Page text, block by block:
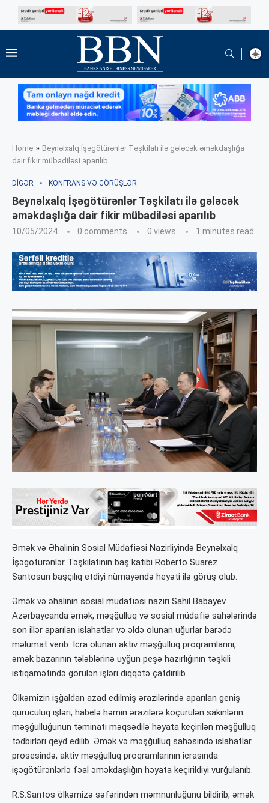
Home » Beynəlxalq İşəgötürənlər Təşkilatı ilə gələcək əməkdaşlığa
dair fikir mübadiləsi aparılıb
DIGƏR KONFRANS VƏ GÖRÜŞLƏR
Beynəlxalq İşəgötürənlər Təşkilatı ilə gələcək
əməkdaşlığa dair fikir mübadiləsi aparılıb
10/05/2024 0 comments 0 views 1 minutes read
Əmək və Əhalinin Sosial Müdafiəsi Nazirliyində Beynəlxalq
İşəgötürənlər Təşkilatının baş katibi Roberto Suarez
Santosun başçılıq etdiyi nümayəndə heyəti ilə görüş olub.
Əmək və əhalinin sosial müdafiəsi naziri Sahil Babayev
Azərbaycanda əmək, məşğulluq və sosial müdafiə sahələrində
son illər aparılan islahatlar və əldə olunan uğurlar barədə
məlumat verib. İcra olunan aktiv məşğulluq proqramlarını,
əmək bazarının tələblərinə uyğun peşə hazırlığının təşkili
istiqamətində görülən işləri diqqətə çatdırılıb.
Ölkəmizin işğaldan azad edilmiş ərazilərində aparılan geniş
quruculuq işləri, habelə həmin ərazilərə köçürülən sakinlərin
məşğulluğunun təminatı məqsədilə həyata keçirilən məşğulluq
tədbirləri qeyd edilib. Əmək və məşğulluq sahəsində islahatlar
prosesində, aktiv məşğulluq proqramlarının icrasında
işəgötürənlərlə fəal əməkdaşlığın həyata keçirildiyi vurğulanıb.
R.S.Santos ölkəmizə səfərindən məmnunluğunu bildirib, əmək